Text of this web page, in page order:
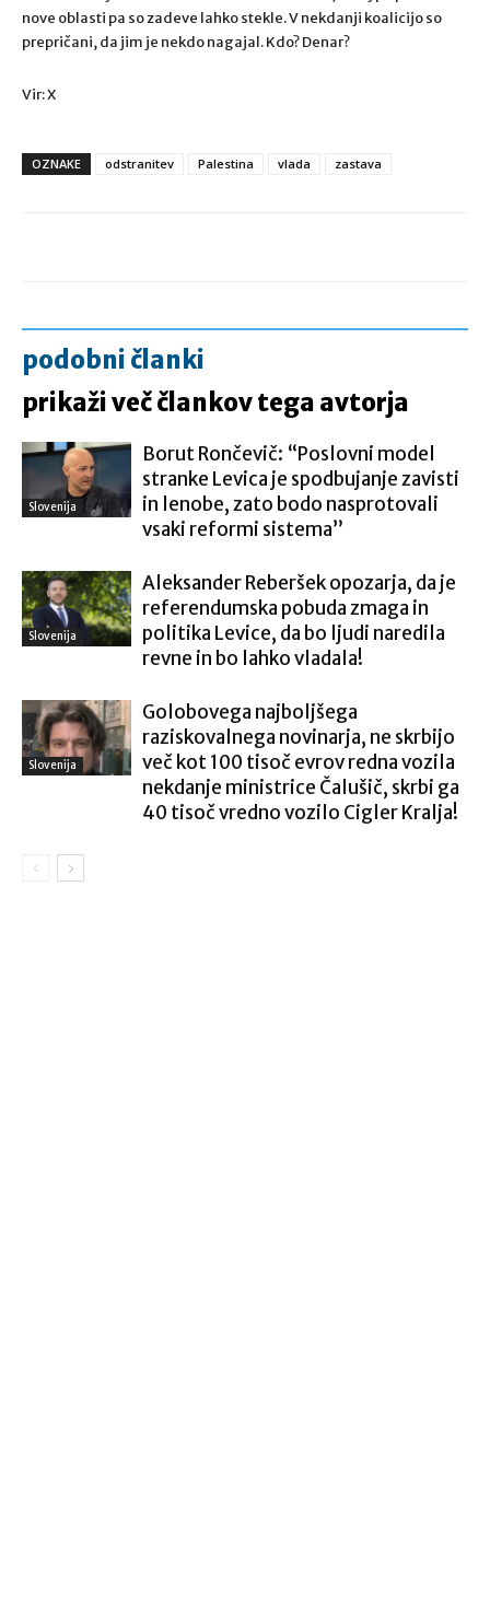
nove oblasti pa so zadeve lahko stekle. V nekdanji koalicijo so
prepričani, da jim je nekdo nagajal. Kdo? Denar?
Vir: X
OZNAKE odstranitev Palestina vlada zastava
podobni članki
prikaži več člankov tega avtorja
Slovenija
Borut Rončevič: “Poslovni model
stranke Levica je spodbujanje zavisti
in lenobe, zato bodo nasprotovali
vsaki reformi sistema”
Slovenija
Aleksander Reberšek opozarja, da je
referendumska pobuda zmaga in
politika Levice, da bo ljudi naredila
revne in bo lahko vladala!
Slovenija
Golobovega najboljšega
raziskovalnega novinarja, ne skrbijo
več kot 100 tisoč evrov redna vozila
nekdanje ministrice Čalušič, skrbi ga
40 tisoč vredno vozilo Cigler Kralja!